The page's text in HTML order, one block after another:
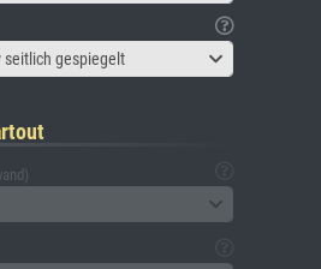
seitlich gespiegelt